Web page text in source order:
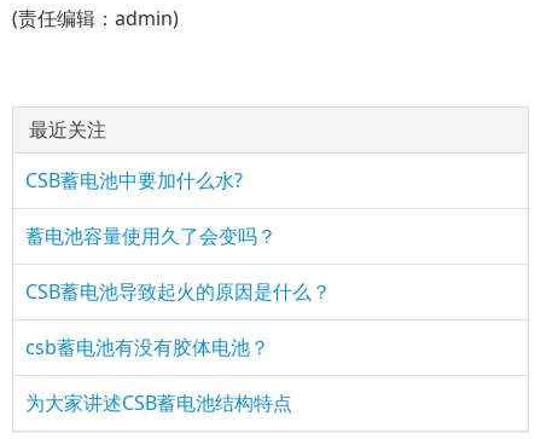
(责任编辑：admin)
最近关注
CSB蓄电池中要加什么水?
蓄电池容量使用久了会变吗？
CSB蓄电池导致起火的原因是什么？
csb蓄电池有没有胶体电池？
为大家讲述CSB蓄电池结构特点